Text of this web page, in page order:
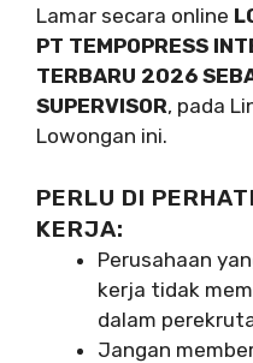
Lamar secara online
PT TEMPOPRESS
TERBARU 2026
SUPERVISOR, pada
Lowongan ini.
PERLU DI
KERJA:
Perusahaan
kerja tidak
dalam
Jangan